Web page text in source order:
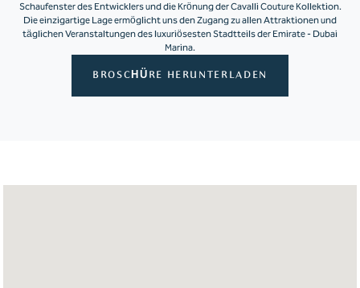
Schaufenster des Entwicklers und die Krönung der Cavalli Couture Kollektion.
Die einzigartige Lage ermöglicht uns den Zugang zu allen Attraktionen und
täglichen Veranstaltungen des luxuriösesten Stadtteils der Emirate - Dubai
Marina.
BROSCHÜRE HERUNTERLADEN